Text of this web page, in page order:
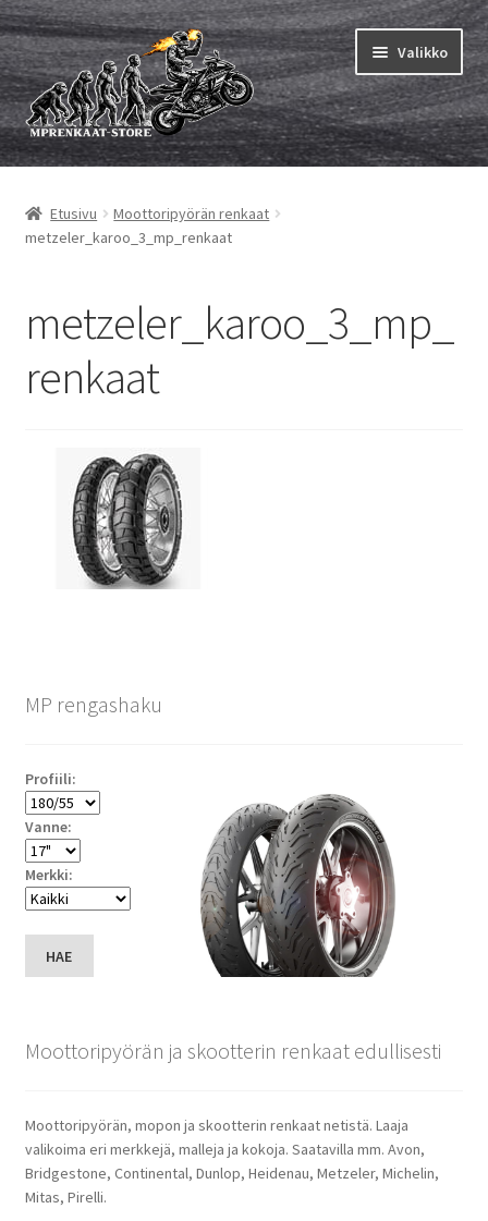
Siirry
navigointiin
Siirry
sisältöön
Valikko
MP renkaat
Sisärenkaat ja nauhat
tason
Vinkit&ohjeet
Yhteys
Etusivu
Moottoripyörän renkaat
metzeler_karoo_3_mp_renkaat
metzeler_karoo_3_mp_
renkaat
MP rengashaku
Profiili:
Vanne:
Merkki:
HAE
Moottoripyörän ja skootterin renkaat edullisesti
Moottoripyörän, mopon ja skootterin renkaat netistä. Laaja
valikoima eri merkkejä, malleja ja kokoja. Saatavilla mm. Avon,
Bridgestone, Continental, Dunlop, Heidenau, Metzeler, Michelin,
Mitas, Pirelli.